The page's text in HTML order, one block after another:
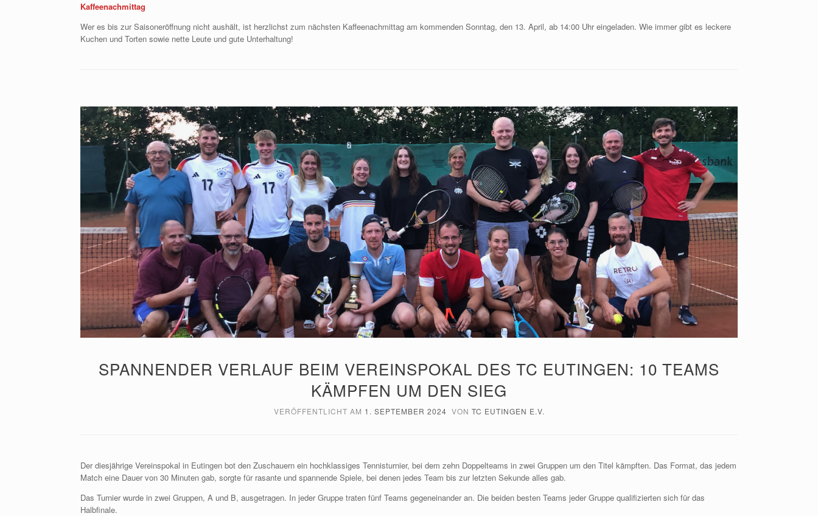
Kaffeenachmittag
Wer es bis zur Saisoneröffnung nicht aushält, ist herzlichst zum nächsten Kaffeenachmittag am kommenden Sonntag, den 13. April, ab 14:00 Uhr eingeladen. Wie immer gibt es leckere
Kuchen und Torten sowie nette Leute und gute Unterhaltung!
SPANNENDER VERLAUF BEIM VEREINSPOKAL DES TC EUTINGEN: 10 TEAMS
KÄMPFEN UM DEN SIEG
VERÖFFENTLICHT AM 1. SEPTEMBER 2024 VON TC EUTINGEN E.V.
Der diesjährige Vereinspokal in Eutingen bot den Zuschauern ein hochklassiges Tennisturnier, bei dem zehn Doppelteams in zwei Gruppen um den Titel kämpften. Das Format, das jedem
Match eine Dauer von 30 Minuten gab, sorgte für rasante und spannende Spiele, bei denen jedes Team bis zur letzten Sekunde alles gab.
Das Turnier wurde in zwei Gruppen, A und B, ausgetragen. In jeder Gruppe traten fünf Teams gegeneinander an. Die beiden besten Teams jeder Gruppe qualifizierten sich für das
Halbfinale.